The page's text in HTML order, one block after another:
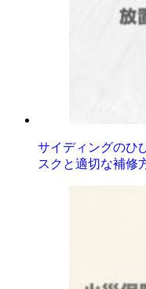
サイディングのひ
スクと適切な補修